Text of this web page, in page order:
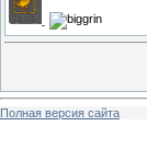
Полная версия сайта